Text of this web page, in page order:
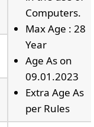
Computers.
Max Age : 28
Year
Age As on
09.01.2023
Extra Age As
per Rules